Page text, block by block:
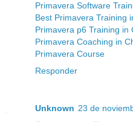
Primavera Software
Best Primavera Training
Primavera p6 Training in
Primavera Coaching in
Primavera Course
Responder
Unknown 23 de